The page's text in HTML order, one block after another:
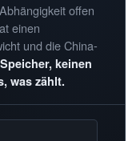
offen
einen
und die China-
keinen
was zählt.